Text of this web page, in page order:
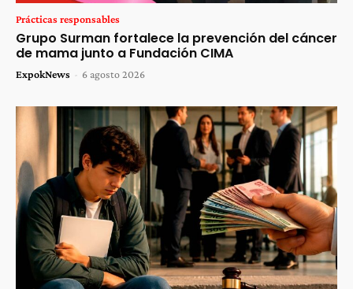
Prácticas responsables
Grupo Surman fortalece la prevención del cáncer
de mama junto a Fundación CIMA
ExpokNews - 6 agosto 2026